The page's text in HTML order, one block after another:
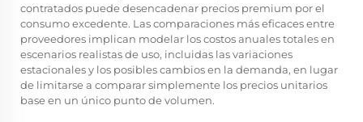
contratados puede desencadenar precios premium por el
consumo excedente. Las comparaciones más eficaces entre
proveedores implican modelar los costos anuales totales en
escenarios realistas de uso, incluidas las variaciones
estacionales y los posibles cambios en la demanda, en lugar
de limitarse a comparar simplemente los precios unitarios
base en un único punto de volumen.